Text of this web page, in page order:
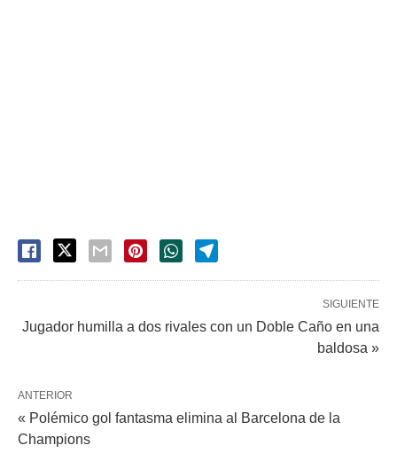
SIGUIENTE
Jugador humilla a dos rivales con un Doble Caño en una
baldosa »
ANTERIOR
« Polémico gol fantasma elimina al Barcelona de la
Champions